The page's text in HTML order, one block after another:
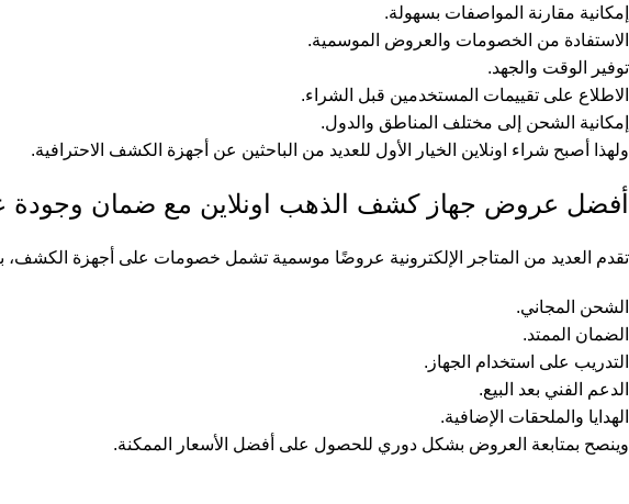
إمكانية مقارنة المواصفات بسهولة.
الاستفادة من الخصومات والعروض الموسمية.
توفير الوقت والجهد.
الاطلاع على تقييمات المستخدمين قبل الشراء.
إمكانية الشحن إلى مختلف المناطق والدول.
ولهذا أصبح شراء اونلاين الخيار الأول للعديد من الباحثين عن أجهزة الكشف الاحترافية.
أفضل عروض جهاز كشف الذهب اونلاين مع ضمان وجودة
تقدم العديد من المتاجر الإلكترونية عروضًا موسمية تشمل خصومات على أجهزة الكشف،
الشحن المجاني.
الضمان الممتد.
التدريب على استخدام الجهاز.
الدعم الفني بعد البيع.
الهدايا والملحقات الإضافية.
وينصح بمتابعة العروض بشكل دوري للحصول على أفضل الأسعار الممكنة.